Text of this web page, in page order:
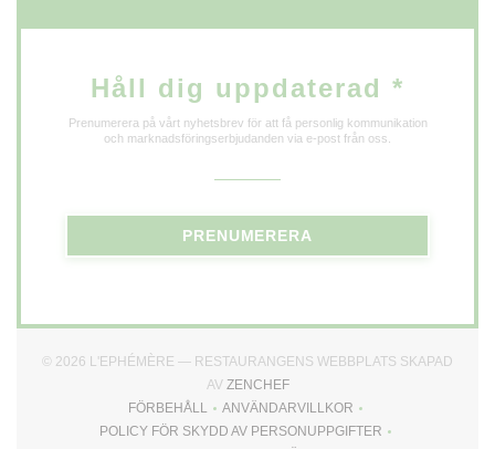
Håll dig uppdaterad *
Prenumerera på vårt nyhetsbrev för att få personlig kommunikation
och marknadsföringserbjudanden via e-post från oss.
PRENUMERERA
© 2026 L'EPHÉMÈRE — RESTAURANGENS WEBBPLATS SKAPAD
AV ZENCHEF((ÖPPNAS I ETT NYTT
FÖRBEHÅLL
ANVÄNDARVILLKOR
POLICY FÖR SKYDD AV PERSONUPPGIFTER